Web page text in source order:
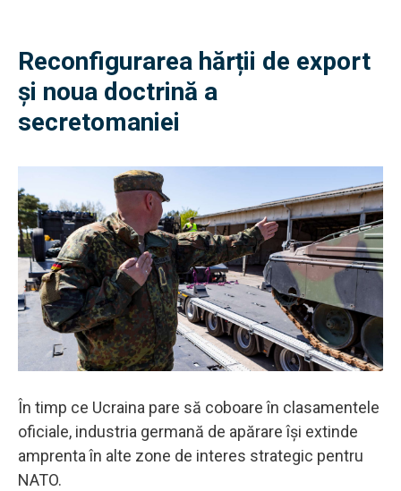
Reconfigurarea hărții de export
și noua doctrină a
secretomaniei
În timp ce Ucraina pare să coboare în clasamentele
oficiale, industria germană de apărare își extinde
amprenta în alte zone de interes strategic pentru
NATO.